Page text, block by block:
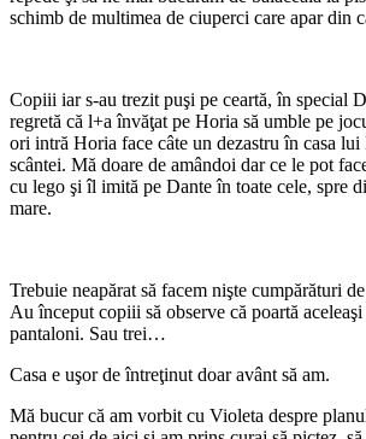
schimb de multimea de ciuperci care apar din
Copiii iar s-au trezit puşi pe ceartă, în special
regretă că l+a învăţat pe Horia să umble pe
ori intră Horia face câte un dezastru în casa lui
scântei. Mă doare de amândoi dar ce le pot
cu lego şi îl imită pe Dante în toate cele, spre
mare.
Trebuie neapărat să facem nişte cumpărături
Au început copiii să observe că poartă
pantaloni. Sau trei…
Casa e uşor de întreţinut doar avânt să am.
Mă bucur că am vorbit cu Violeta despre